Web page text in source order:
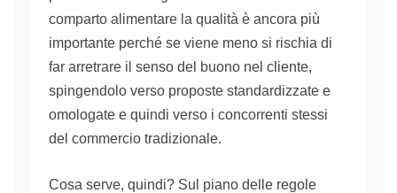
comparto alimentare la qualità è ancora più
importante perché se viene meno si rischia di
far arretrare il senso del buono ne l cliente,
spingendolo verso proposte standardizzate e
omologate e quindi verso i concorrenti stessi
del commercio tradizionale.
Cosa serve, quindi? Sul piano delle regole